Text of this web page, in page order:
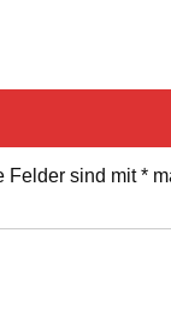
Felder sind mit*